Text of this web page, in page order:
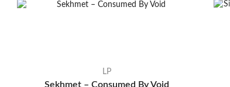
LP
Sekhmet – Consumed By Void